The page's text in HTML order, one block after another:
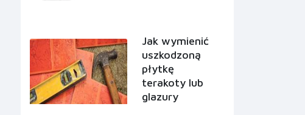
Jak wymienić
uszkodzoną
płytkę
terakoty lub
glazury